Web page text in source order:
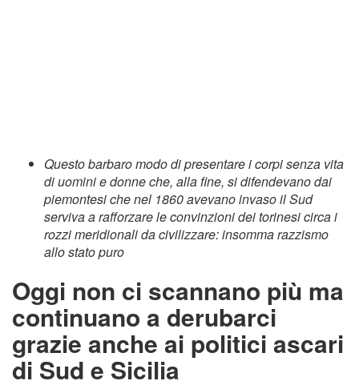
Questo barbaro modo di presentare i corpi senza vita
di uomini e donne che, alla fine, si difendevano dai
piemontesi che nel 1860 avevano invaso il Sud
serviva a rafforzare le convinzioni dei torinesi circa i
rozzi meridionali da civilizzare: insomma razzismo
allo stato puro
Oggi non ci scannano più ma
continuano a derubarci
grazie anche ai politici ascari
di Sud e Sicilia